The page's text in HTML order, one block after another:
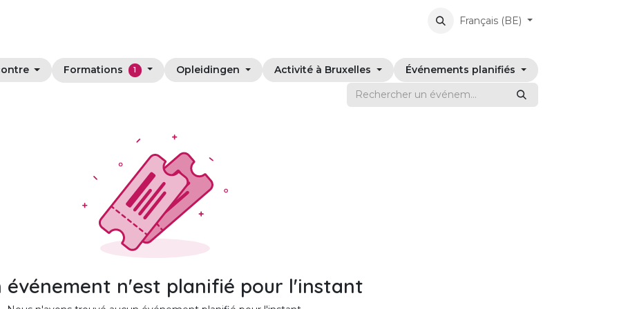
Français (BE)
Formations 1 Opleidingen Activité à Bruxelles Événements planifiés
événement n'est planifié pour l'instant